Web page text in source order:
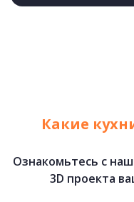
Какие
Ознакомьтесь с
3D проекта